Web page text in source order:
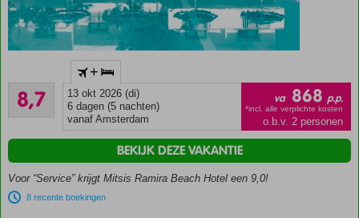
Accommodatie met een
GSTC erkend
duurzaamheidscertificaat
Ideaal
families
3 restaurants,
waaronder 2 à-
la-
8,7
Aanrader
425
beoordelingen
+
13 okt 2026 (di)
6 dagen (5 nachten)
vanaf Amsterdam
va 868 p.p.
*incl. alle verplichte kosten
o.b.v. 2 personen
Voor “Service” krijgt Mitsis Ramira Beach Hotel een 9,0!
8 recente boekingen
BEKIJK DEZE VAKANTIE